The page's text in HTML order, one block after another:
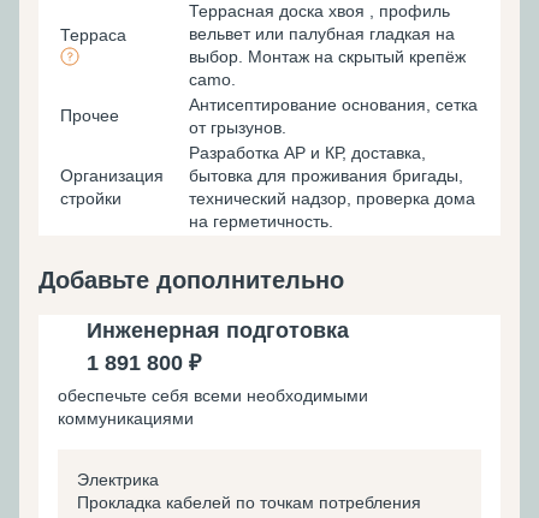
Терраса
Террасная доска хвоя , профиль
вельвет или палубная гладкая на
выбор. Монтаж на скрытый крепёж
camo.
Прочее
Антисептирование основания, cетка
от грызунов.
Организация
стройки
Разработка АР и КР, доставка,
бытовка для проживания бригады,
технический надзор, проверка дома
на герметичность.
Добавьте дополнительно
Инженерная подготовка
1 891 800 ₽
обеспечьте себя всеми необходимыми
коммуникациями
Электрика
Прокладка кабелей по точкам потребления